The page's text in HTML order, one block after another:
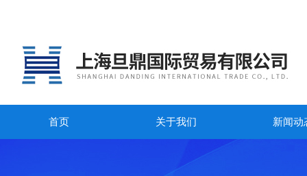
首页 关于我们 新闻动